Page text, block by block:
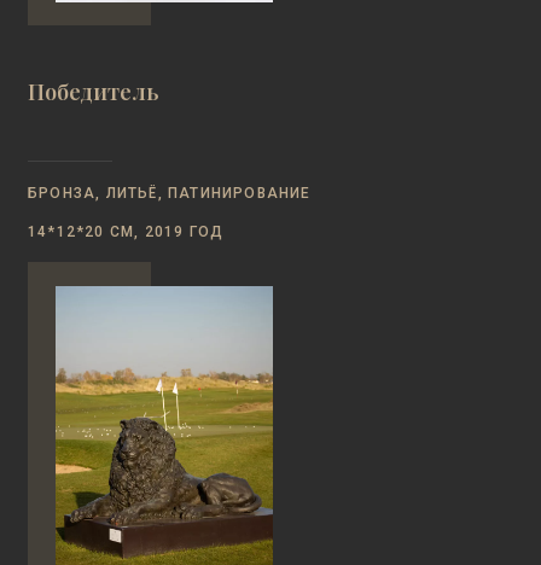
Победитель
БРОНЗА, ЛИТЬЁ, ПАТИНИРОВАНИЕ
14*12*20 СМ, 2019 ГОД